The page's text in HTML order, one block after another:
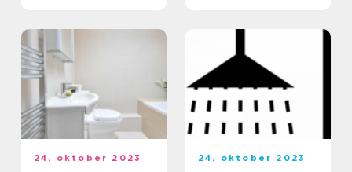
24. oktober 2023 24. oktober 2023